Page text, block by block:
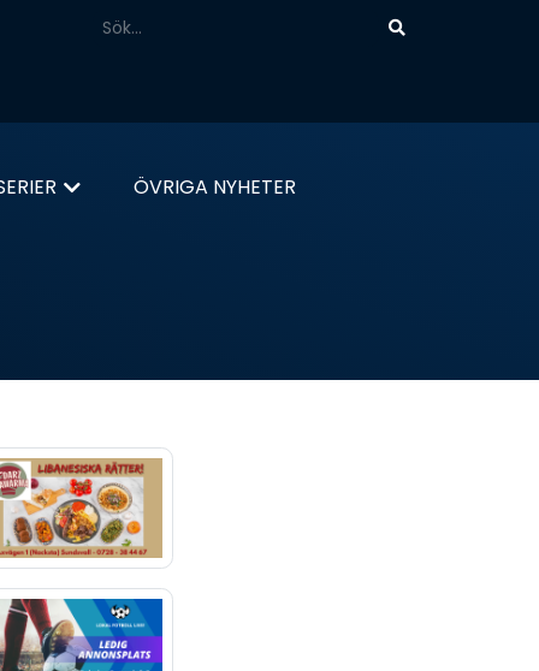
ÖVRIGA NYHETER